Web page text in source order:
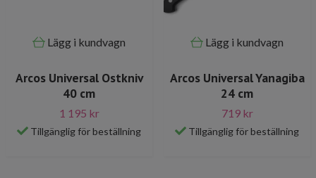
Lägg i kundvagn
Arcos Universal Ostkniv
40 cm
1 195 kr
Tillgänglig för beställning
Lägg i kundvagn
Arcos Universal Yanagiba
24 cm
719 kr
Tillgänglig för beställning